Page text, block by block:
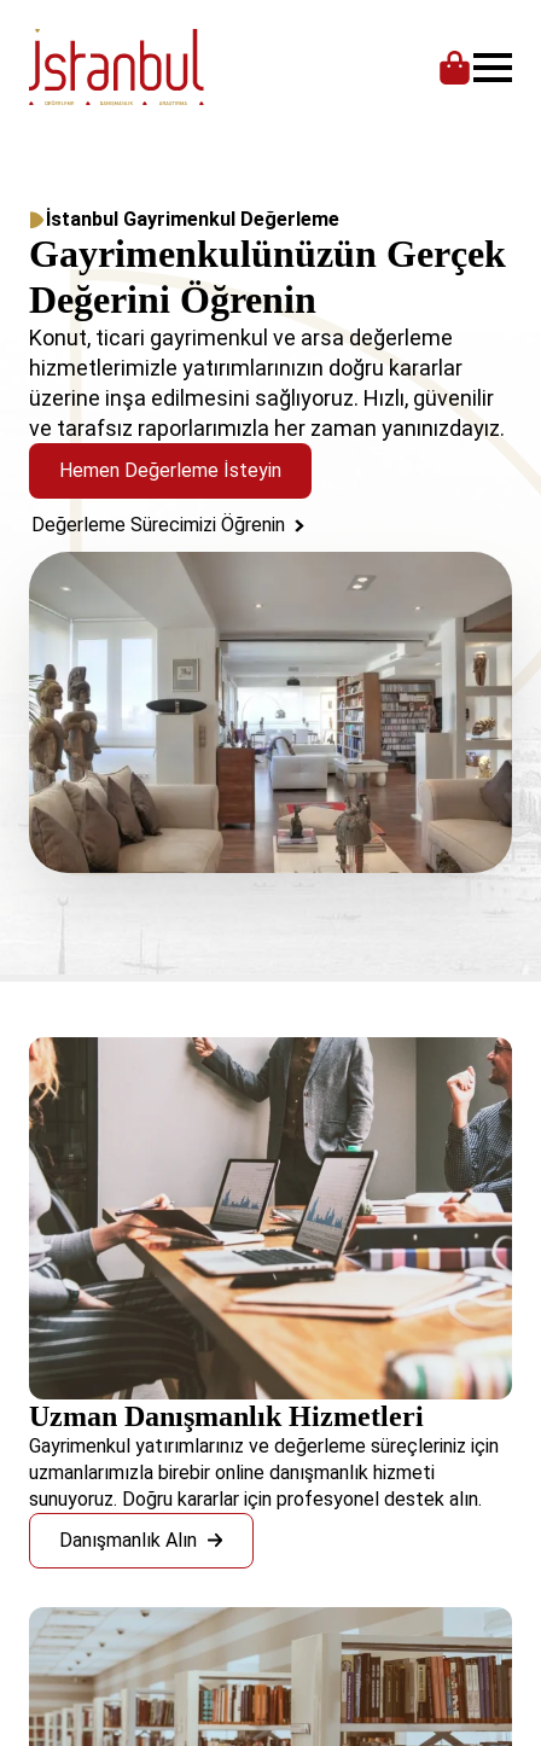
İstanbul Gayrimenkul Değerleme
Gayrimenkulünüzün Gerçek
Değerini Öğrenin
Konut, ticari gayrimenkul ve arsa değerleme
hizmetlerimizle yatırımlarınızın doğru kararlar
üzerine inşa edilmesini sağlıyoruz. Hızlı, güvenilir
ve tarafsız raporlarımızla her zaman yanınızdayız.
Hemen Değerleme İsteyin
Değerleme Sürecimizi Öğrenin
Uzman Danışmanlık Hizmetleri
Gayrimenkul yatırımlarınız ve değerleme süreçleriniz için
uzmanlarımızla birebir online danışmanlık hizmeti
sunuyoruz. Doğru kararlar için profesyonel destek alın.
Danışmanlık Alın